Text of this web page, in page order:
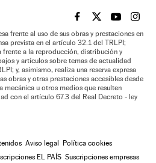
EL PAÍS BRASIL EN
EL PAÍSEL PAÍS
EL
frente al uso de sus obras y prestaciones en
prevista en el artículo 32.1 del TRLPI;
frente a la reproducción, distribución y
y artículos sobre temas de actualidad
y, asimismo, realiza una reserva expresa
obras y otras prestaciones accesibles desde
mecánica u otros medios que resulten
con el artículo 67.3 del Real Decreto - ley
Aviso legal Política cookies
EL PAÍS Suscripciones empresas